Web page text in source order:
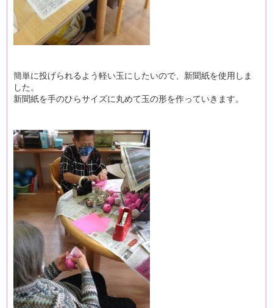
簡単に投げられるよう軽い玉にしたいので、新聞紙を使用しま
した。
新聞紙を手のひらサイズに丸めて玉の形を作っていきます。